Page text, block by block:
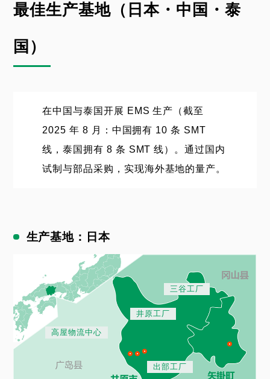
最佳生产基地（日本・中国・泰
国）
在中国与泰国开展 EMS 生产（截至
2025 年 8 月：中国拥有 10 条 SMT
线，泰国拥有 8 条 SMT 线）。通过国内
试制与部品采购，实现海外基地的量产。
生产基地：日本
井原工厂
出部工厂
高屋物流中心
三谷工厂